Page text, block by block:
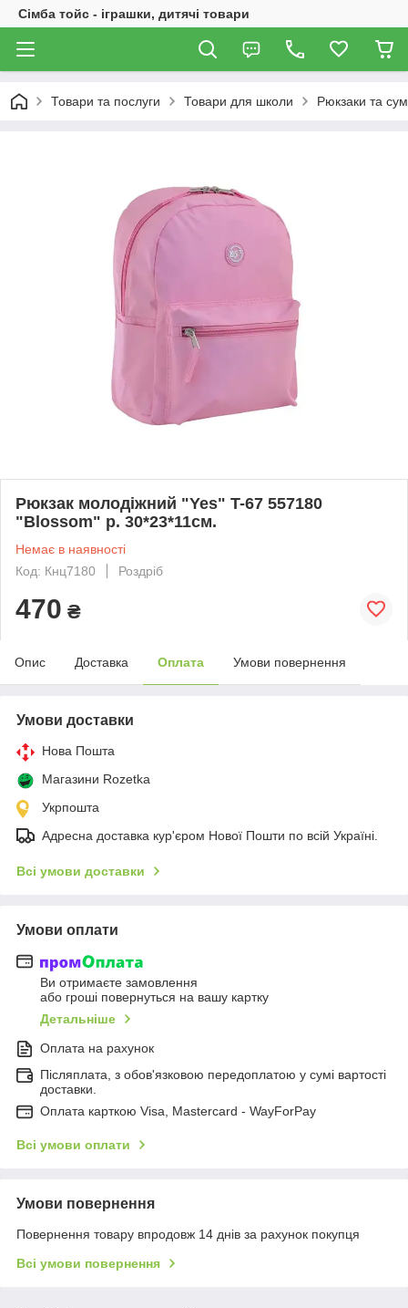
Сімба тойс - іграшки, дитячі товари
Товари та послуги Товари для школи Рюкзаки та
Рюкзак молодіжний "Yes" T-67 557180
"Blossom" р. 30*23*11см.
Немає в наявності
Код: Кнц7180
Роздріб
470 ₴
Опис Доставка Оплата Умови повернення
Умови доставки
Нова Пошта
Магазини Rozetka
Укрпошта
Адресна доставка кур'єром Нової Пошти по всій Україні.
Всі умови доставки
Умови оплати
Ви отримаєте замовлення
або гроші повернуться на вашу картку
Детальніше
Оплата на рахунок
Післяплата, з обов'язковою передоплатою у сумі вартості
доставки.
Оплата карткою Visa, Mastercard - WayForPay
Всі умови оплати
Умови повернення
Повернення товару впродовж 14 днів за рахунок покупця
Всі умови повернення